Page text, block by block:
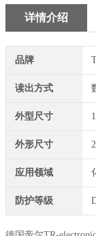
详情介绍
品牌
读出方式
外型尺寸
外形尺寸
应用领域
防护等级